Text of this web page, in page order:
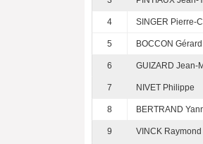
4 SINGER Pierre-
5 BOCCON Gérard
6 GUIZARD Jean-
7 NIVET Philippe
8 BERTRAND
9 VINCK Raymond